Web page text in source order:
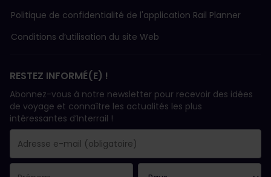
Politique de confidentialité de l'application Rail Planner
Conditions d’utilisation du site Web
RESTEZ INFORMÉ(E) !
Abonnez-vous à notre newsletter pour recevoir des idées
de voyage et connaître les actualités les plus
intéressantes d’Interrail !